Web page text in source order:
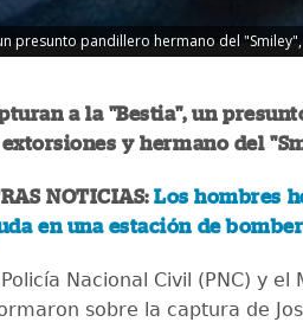
presunto pandillero hermano del
a la "Bestia", un
y hermano del
NOTICIAS:Los hombres
en una estación de
Nacional Civil (PNC) y el
sobre la captura de